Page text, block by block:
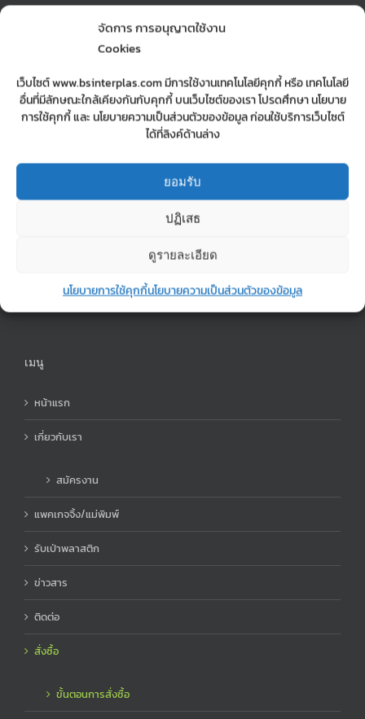
จัดการ การอนุญาตใช้งาน
Cookies
เว็บไซต์ www.bsinterplas.com มีการใช้งานเทคโนโลยีคุกกี้ หรือ เทคโนโลยี
อื่นที่มีลักษณะใกล้เคียงกันกับคุกกี้ บนเว็บไซต์ของเรา โปรดศึกษา นโยบาย
การใช้คุกกี้ และ นโยบายความเป็นส่วนตัวของข้อมูล ก่อนใช้บริการเว็บไซต์
ได้ที่ลิงค์ด้านล่าง
ยอมรับ
ปฏิเสธ
ดูรายละเอียด
นโยบายการใช้คุกกี้นโยบายความเป็นส่วนตัวของข้อมูล
รับฉีดพลาสติก รับทำแม่พิมพ์ บริษัท บี.เอส.อินเตอร์ พลาส จำกัด
42,44,46 ซอยสะแกงาม 7 แยก 8 ถนนพระราม 2 แขวงแสมดำ เขต
บางขุนเทียน กรุงเทพฯ 10150
Phone:02-897-0245-6
Mobile:
0890715999 | 0623650556
Email:sopa.manager@gmail.com
รับฉีดพาสติก รับทำแม่พิมพ์ บริษัท บี.เอส. อินเตอร์ พลาส จำกัด
เมนู
หน้าแรก
เกี่ยวกับเรา
สมัครงาน
แพคเกจจิ้ง/แม่พิมพ์
รับเป่าพลาสติก
ข่าวสาร
ติดต่อ
สั่งซื้อ
ขั้นตอนการสั่งซื้อ